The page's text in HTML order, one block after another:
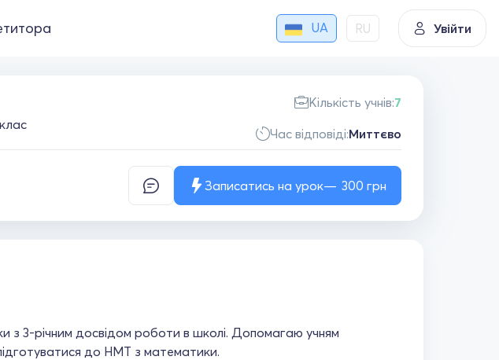
UA RU Увійти
Кількість учнів:7
Час відповіді:Миттєво
Записатись на урок 300 грн
з 3-річним досвідом роботи в школі. Допомагаю учням
до НМТ з математики.